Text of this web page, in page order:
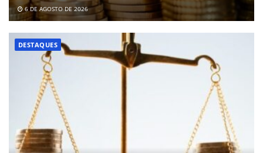
6 DE AGOSTO DE 2026
DESTAQUES